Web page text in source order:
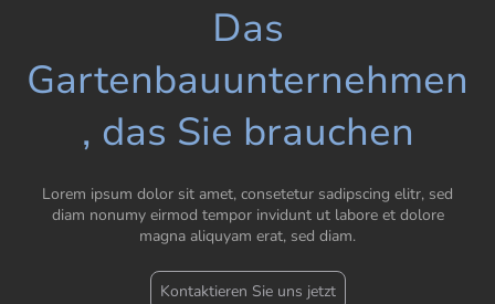
Das
Gartenbauunternehmen
, das Sie brauchen
Lorem ipsum dolor sit amet, consetetur sadipscing elitr, sed
diam nonumy eirmod tempor invidunt ut labore et dolore
magna aliquyam erat, sed diam.
Kontaktieren Sie uns jetzt